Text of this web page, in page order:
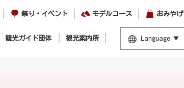
祭り・イベント モデルコース おみやげ
観光ガイド団体 観光案内所 Language